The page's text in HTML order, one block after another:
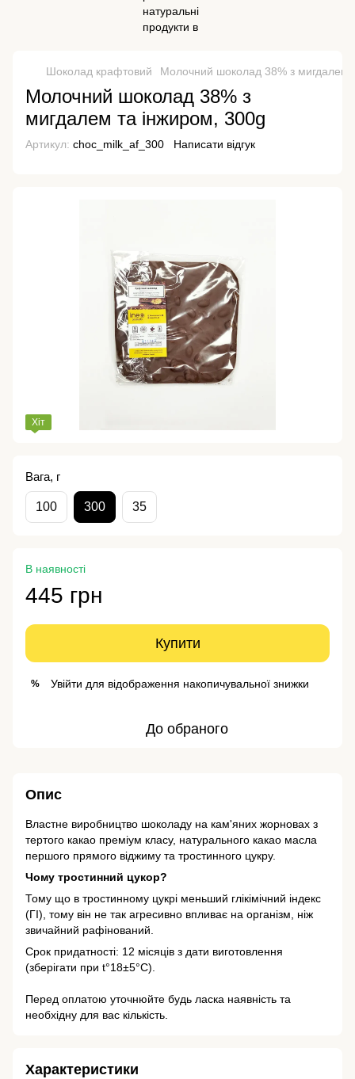
Шоколад крафтовий Молочний шоколад 38% з мигдалем
Молочний шоколад 38% з
мигдалем та інжиром, 300g
Артикул: choc_milk_af_300 Написати відгук
Хіт
Вага, г
100 300 35
В наявності
445 грн
Купити
% Увійти для відображення накопичувальної знижки
До обраного
Опис
Властне виробництво шоколаду на кам'яних жорновах з
тертого какао преміум класу, натурального какао масла
першого прямого віджиму та тростинного цукру.
Чому тростинний цукор?
Тому що в тростинному цукрі меньший глікімічний індекс
(ГІ), тому він не так агресивно впливає на організм, ніж
звичайний рафінований.
Срок придатності: 12 місяців з дати виготовлення
(зберігати при t°18±5°С).
Перед оплатою уточнюйте будь ласка наявність та
необхідну для вас кількість.
Характеристики